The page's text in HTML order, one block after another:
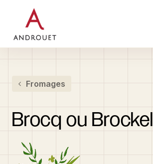
Rechercher un mot clé
Fromages
Brocq ou Brockel